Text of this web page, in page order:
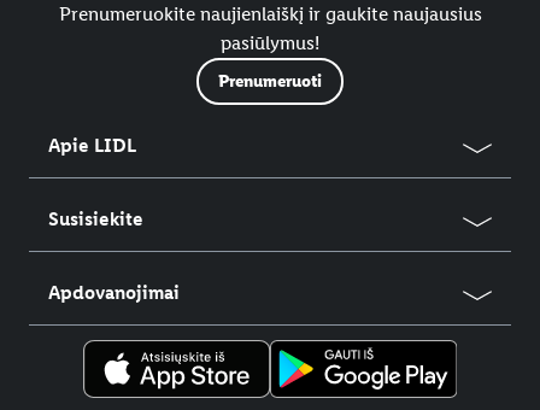
Prenumeruokite naujienlaiškį ir gaukite naujausius
pasiūlymus!
Prenumeruoti
Apie LIDL
Susisiekite
Apdovanojimai